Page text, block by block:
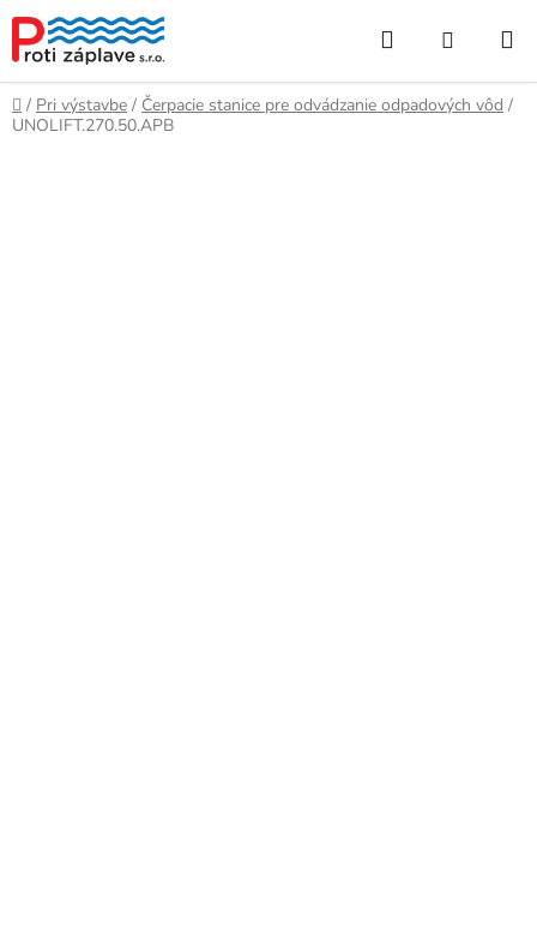
obsah
Hľadať
KOŠÍK
Domov
/ Pri výstavbe / Čerpacie stanice pre odvádzanie odpadových vôd /
UNOLIFT.270.50.APB